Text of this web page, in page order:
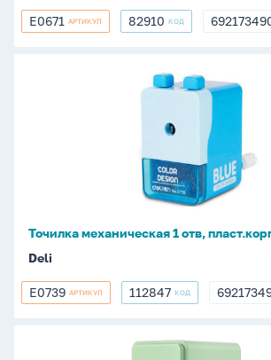
E0671
E0671 АРТИКУЛ 82910
82910 КОД
Точилка механическая 1 отв,
Deli
E0739
E0739 АРТИКУЛ 112847
112847 КОД